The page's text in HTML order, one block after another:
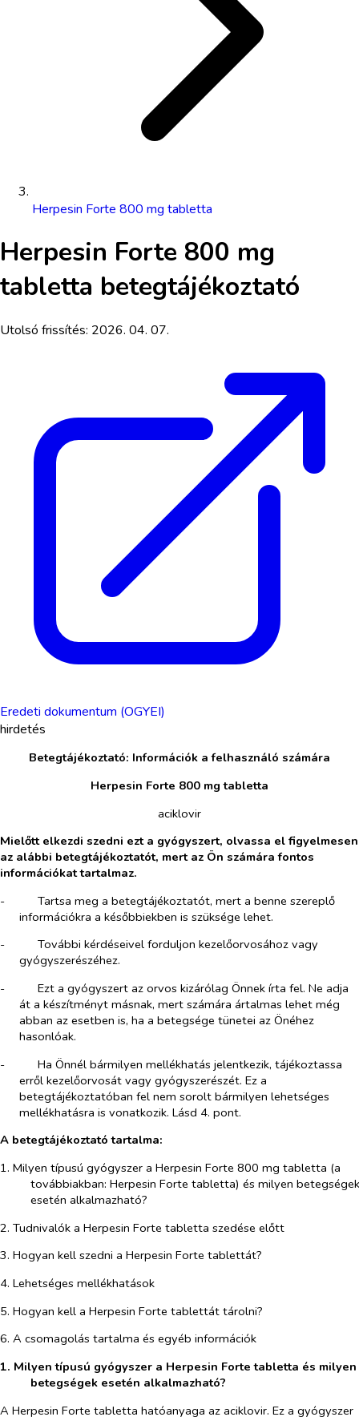
Herpesin Forte 800 mg tabletta
Herpesin Forte 800 mg
tabletta betegtájékoztató
Utolsó frissítés: 2026. 04. 07.
Eredeti dokumentum (OGYEI)
hirdetés
Betegtájékoztató: Információk a felhasználó számára
Herpesin Forte 800 mg tabletta
aciklovir
Mielőtt elkezdi szedni ezt a gyógyszert, olvassa el figyelmesen
az alábbi betegtájékoztatót, mert az Ön számára fontos
információkat tartalmaz.
-​
Tartsa meg a betegtájékoztatót, mert a benne szereplő
információkra a későbbiekben is szüksége lehet.
-​
További kérdéseivel forduljon kezelőorvosához vagy
gyógyszerészéhez.
-​
Ezt a gyógyszert az orvos kizárólag Önnek írta fel. Ne adja
át a készítményt másnak, mert számára ártalmas lehet még
abban az esetben is, ha a betegsége tünetei az Önéhez
hasonlóak.
-​
Ha Önnél bármilyen mellékhatás jelentkezik, tájékoztassa
erről kezelőorvosát vagy gyógyszerészét. Ez a
betegtájékoztatóban fel nem sorolt bármilyen lehetséges
mellékhatásra is vonatkozik. Lásd 4. pont.
A betegtájékoztató tartalma:
1. Milyen típusú gyógyszer a Herpesin Forte 800 mg tabletta (a
továbbiakban: Herpesin Forte tabletta) és milyen betegségek
esetén alkalmazható?
2. Tudnivalók a Herpesin Forte tabletta szedése előtt
3. Hogyan kell szedni a Herpesin Forte tablettát?
4. Lehetséges mellékhatások
5. Hogyan kell a Herpesin Forte tablettát tárolni?
6. A csomagolás tartalma és egyéb információk
1. Milyen típusú gyógyszer a Herpesin Forte tabletta és milyen
betegségek esetén alkalmazható?
A Herpesin Forte tabletta hatóanyaga az aciklovir. Ez a gyógyszer